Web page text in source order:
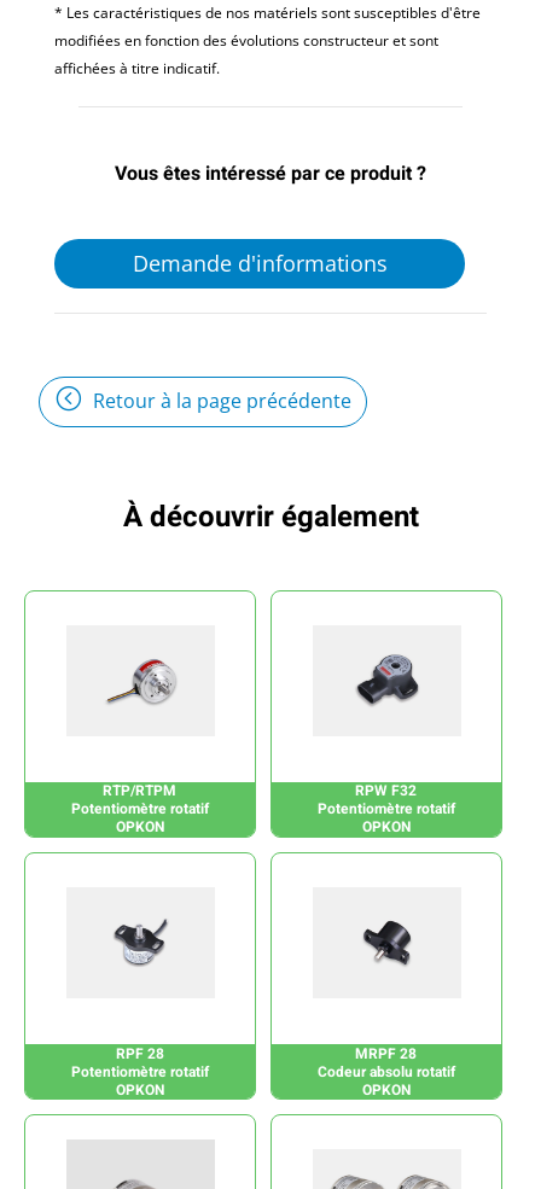
* Les caractéristiques de nos matériels sont susceptibles d'être
modifiées en fonction des évolutions constructeur et sont
affichées à titre indicatif.
Vous êtes intéressé par ce produit ?
Demande d'informations
Retour à la page précédente
À découvrir également
RTP/RTPM
Potentiomètre rotatif
OPKON
RPW F32
Potentiomètre rotatif
OPKON
RPF 28
Potentiomètre rotatif
OPKON
MRPF 28
Codeur absolu rotatif
OPKON